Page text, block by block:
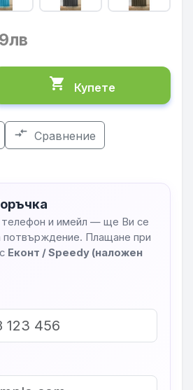
shopping_cart Купете
compare_arrows Сравнение
и имейл — ще Ви се
потвърждение. Плащане при
Еконт / Speedy (наложен